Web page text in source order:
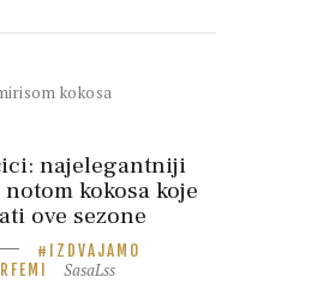
najelegantniji
kokosa koje
ove sezone
IZDVAJAMO
SasaLss